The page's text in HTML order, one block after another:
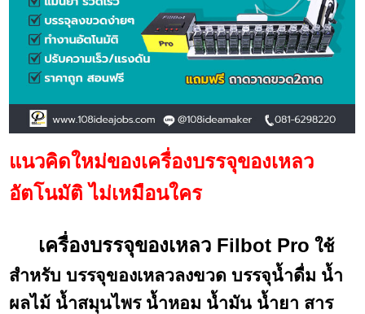
แนวคิดใหม่ของเครื่องบรรจุของเหลว
อัตโนมัติ ไม่เหมือนใคร
เครื่องบรรจุของเหลว Filbot Pro ใช้
สำหรับ บรรจุของเหลวลงขวด บรรจุน้ำดื่ม น้ำ
ผลไม้ น้ำสมุนไพร น้ำหอม น้ำมัน น้ำยา สาร